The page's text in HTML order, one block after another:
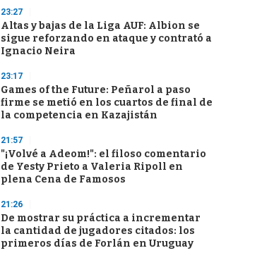
23:27
Altas y bajas de la Liga AUF: Albion se
sigue reforzando en ataque y contrató a
Ignacio Neira
23:17
Games of the Future: Peñarol a paso
firme se metió en los cuartos de final de
la competencia en Kazajistán
21:57
"¡Volvé a Adeom!": el filoso comentario
de Yesty Prieto a Valeria Ripoll en
plena Cena de Famosos
21:26
De mostrar su práctica a incrementar
la cantidad de jugadores citados: los
primeros días de Forlán en Uruguay